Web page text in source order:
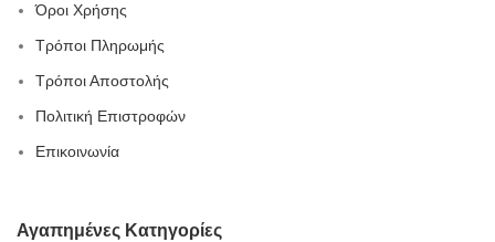
Όροι Χρήσης
Τρόποι Πληρωμής
Τρόποι Αποστολής
Πολιτική Επιστροφών
Επικοινωνία
Αγαπημένες Κατηγορίες